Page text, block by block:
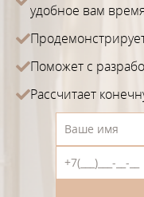
удобное вам время
Поможет с
Рассчитает